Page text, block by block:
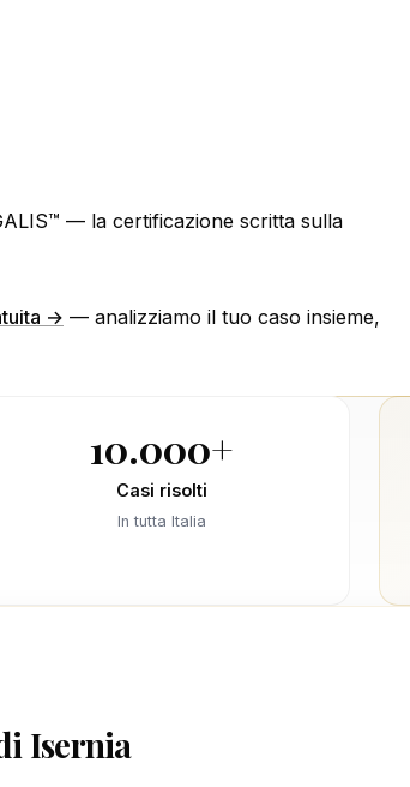
— la certificazione scritta sulla
→ — analizziamo il tuo caso insieme,
10.000+
Casi risolti
In tutta Italia
Isernia